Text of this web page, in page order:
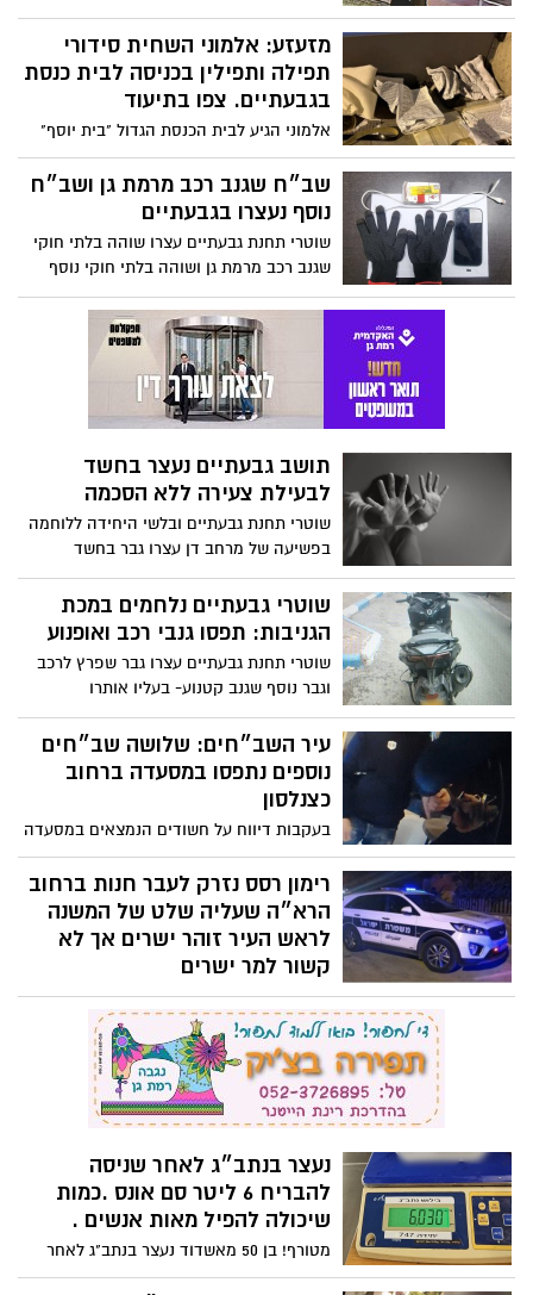
מזעזע: אלמוני השחית סידורי
תפילה ותפילין בכניסה לבית כנסת
בגבעתיים. צפו בתיעוד
אלמוני הגיע לבית הכנסת הגדול "בית יוסף"
והשחית תפילין, סידורי תפילה וטליתות.
המשטרה חוקרת
שב״ח שגנב רכב מרמת גן ושב״ח
נוסף נעצרו בגבעתיים
שוטרי תחנת גבעתיים עצרו שוהה בלתי חוקי
שגנב רכב מרמת גן ושוהה בלתי חוקי נוסף
שניסה להימלט. בסריקות אותר רכב עם דלת
פתוחה שעפ"י החשד ניסו לגנוב
תושב גבעתיים נעצר בחשד
לבעילת צעירה ללא הסכמה
שוטרי תחנת גבעתיים ובלשי היחידה ללוחמה
בפשיעה של מרחב דן עצרו גבר בחשד
לבעילה שלא בהסכמה באישה, לאחר שהכיר
אותה באמצעות רשת חברתית
שוטרי גבעתיים נלחמים במכת
הגניבות: תפסו גנבי רכב ואופנוע
שוטרי תחנת גבעתיים עצרו גבר שפרץ לרכב
וגבר נוסף שגנב קטנוע- בעליו אותרו
והשוטרים השיבו לו את הקטנוע
עיר השב״חים: שלושה שב״חים
נוספים נתפסו במסעדה ברחוב
כצנלסון
בעקבות דיווח על חשודים הנמצאים במסעדה
ברחוב המרכזי בגבעתיים, הגיעו שוטרי תחנת
גבעתיים למסעדה ועצרו שלושה שב״חים
רימון רסס נזרק לעבר חנות ברחוב
הרא״ה שעליה שלט של המשנה
לראש העיר זוהר ישרים אך לא
קשור למר ישרים
כוחות משטרה רבים עושים דרכם אל עבר
הרחוב המרכזי בעקבות רימון שהושלך
לחנות/משרד ברחוב
נעצר בנתב״ג לאחר שניסה
להבריח 6 ליטר סם אונס .כמות
שיכולה להפיל מאות אנשים .
מטורף! בן 50 מאשדוד נעצר בנתב"ג לאחר
שניסה להבריח לארץ 6 ליטר של סם אונס.